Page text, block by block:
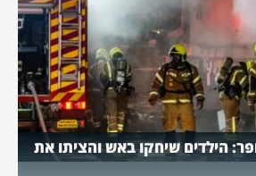
הילדים שיחקו באש והציתו את